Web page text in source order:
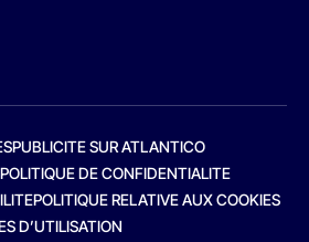
PUBLICITE SUR ATLANTICO
POLITIQUE DE CONFIDENTIALITE
POLITIQUE RELATIVE AUX COOKIES
D’UTILISATION